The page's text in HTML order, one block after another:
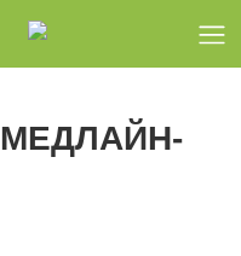
МЕДЛАЙН-